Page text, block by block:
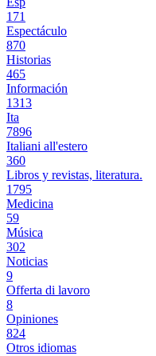
171
Espectáculo
870
Historias
465
Información
1313
Ita
7896
Italiani all'estero
360
Libros y revistas, literatura.
1795
Medicina
59
Música
302
Noticias
9
Offerta di lavoro
8
Opiniones
824
Otros idiomas